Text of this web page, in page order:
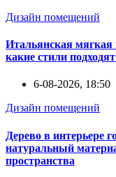
Дизайн помещений
Итальянская мягкая
какие стили
6-08-2026, 18:50
Дизайн помещений
Дерево в интерьере
натуральный
пространства